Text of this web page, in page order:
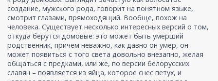
создание, мужского рода, говорит на понятном языке,
смотрит глазами, прямоходящий. Вообще, похож на
человека. Существует несколько интересных версий о том,
откуда берутся домовые: это может быть умерший
родственник, причем неважно, как давно он умер, он
может появиться с того света довольно внезапно, желая
общаться с предками, или же, по версии белорусских
славян – появляется из яйца, которое снес петух, и